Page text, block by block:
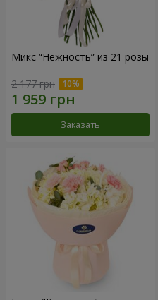
Микс “Нежность” из 21 розы
2 177 грн
Заказать